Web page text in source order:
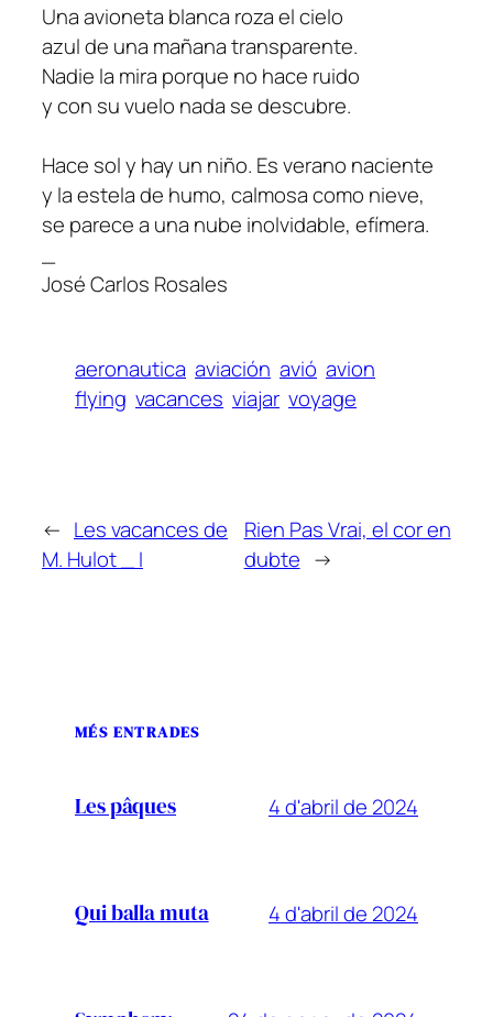
Una avioneta blanca roza el cielo
azul de una mañana transparente.
Nadie la mira porque no hace ruido
y con su vuelo nada se descubre.
Hace sol y hay un niño. Es verano naciente
y la estela de humo, calmosa como nieve,
se parece a una nube inolvidable, efímera.
José Carlos Rosales
aeronautica aviación avió avion
flying vacances viajar voyage
← Les vacances de
M. Hulot _ I
Rien Pas Vrai, el cor en
dubte →
MÉS ENTRADES
Les pâques 4 d'abril de 2024
Qui balla muta 4 d'abril de 2024